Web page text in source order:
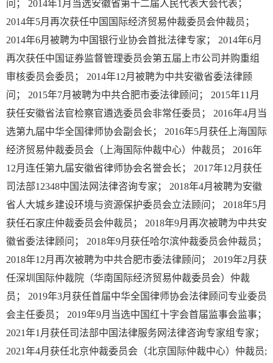
问； 2014年1月当选安徽省第十二届人民代表大会代表；
2014年5月再次获任中国国际经济贸易仲裁委员会仲裁员；
2014年6月被聘为中国银行业协会首批法律专家； 2014年6月
再次获任中国证券监督管理委员会第五届上市公司并购重组
审核委员会委员； 2014年12月被聘为中共安徽省委法律顾
问； 2015年7月被聘为中共合肥市委法律顾问； 2015年11月
获任安徽省法官检察官遴选委员会非常任委员； 2016年4月当
选第九届中华全国律师协会副会长； 2016年5月获任上海国际
经济贸易仲裁委员会（上海国际仲裁中心）仲裁员； 2016年
12月连任第九届安徽省律师协会名誉会长； 2017年12月获任
司法部12348中国法网法律咨询专家； 2018年4月被聘为安徽
省人大城乡建设环境与资源保护委员会立法顾问； 2018年5月
获任石家庄仲裁委员会仲裁员； 2018年9月再次被聘为中共安
徽省委法律顾问； 2018年9月获任哈尔滨仲裁委员会仲裁员；
2018年12月再次被聘为中共合肥市委法律顾问； 2019年2月获
任深圳国际仲裁院（华南国际经济贸易仲裁委员会）仲裁
员； 2019年3月获任首届中华全国律师协会法律顾问专业委员
会主任委员； 2019年9月当选中国红十字会首届监事会监事；
2021年1月获任司法部中国法律服务网法律咨询专家组专家；
2021年4月获任北京仲裁委员会（北京国际仲裁中心）仲裁员;